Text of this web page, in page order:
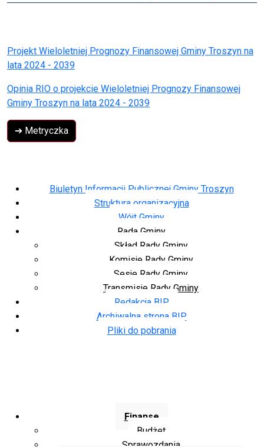
Biuletyn Informacji Publicznej Gminy Troszyn
Struktura organizacyjna
Wójt Gminy
Rada Gminy
Skład Rady Gminy
Komisje Rady Gminy
Sesje Rady Gminy
Transmisje Rady Gminy
Redakcja BIP
Archiwalna strona BIP
Pliki do pobrania
Finanse
Budżet
Projekt Wieloletniej Prognozy Finansowej Gminy Troszyn na
lata 2024 - 2039
Opinia RIO o projekcie Wieloletniej Prognozy Finansowej
Gminy Troszyn na lata 2024 - 2039
➔ Metryczka